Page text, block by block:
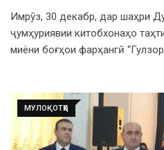
Имрӯз, 30 декабр, дар шаҳри
ҷумҳуриявии китобхонаҳо
миёни боғҳои фарҳангӣ
МУЛОҚОТҲО